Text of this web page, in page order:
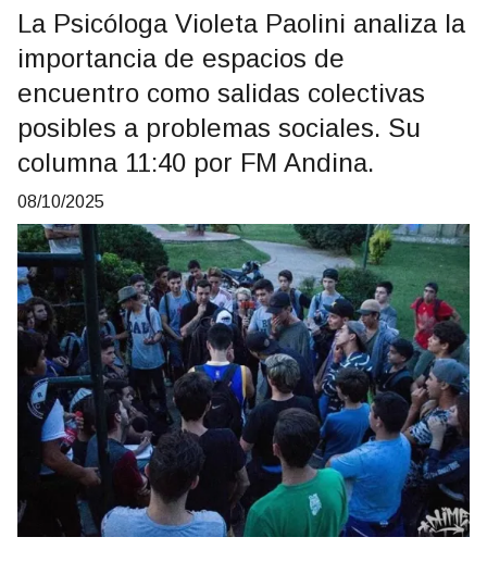
La Psicóloga Violeta Paolini analiza la
importancia de espacios de
encuentro como salidas colectivas
posibles a problemas sociales. Su
columna 11:40 por FM Andina.
08/10/2025